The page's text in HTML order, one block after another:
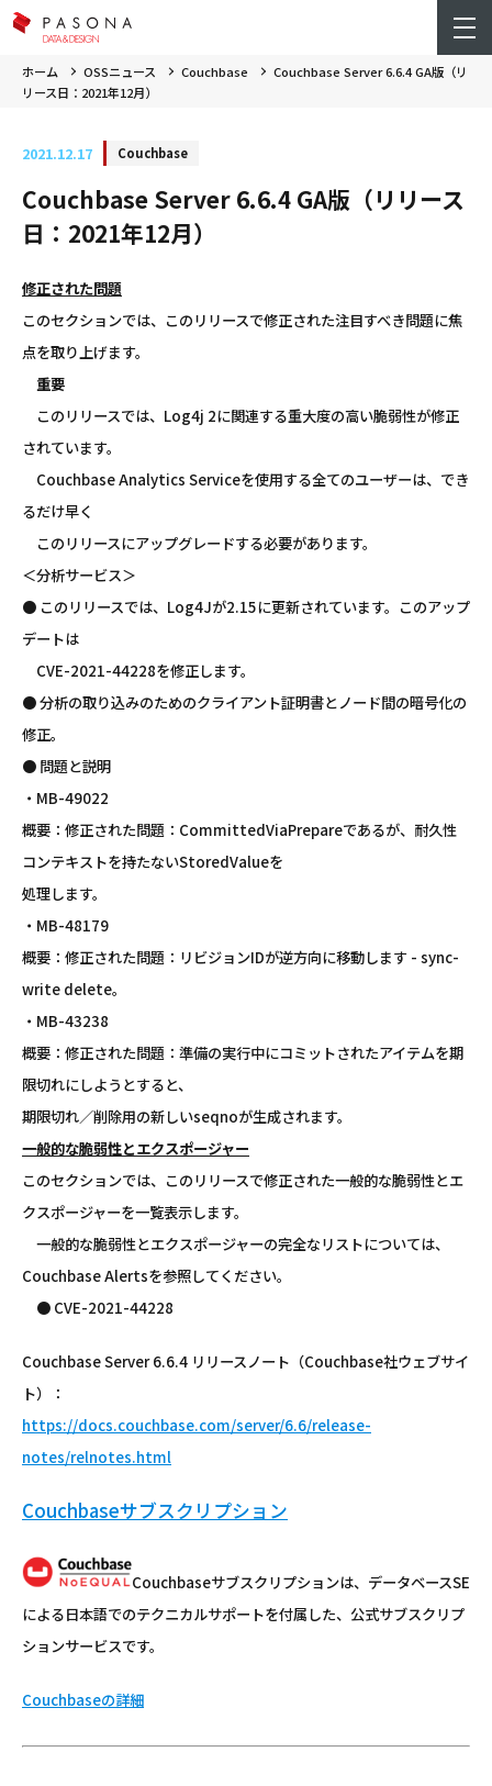
ホーム OSSニュース Couchbase
Couchbase Server 6.6.4 GA版（リ
リース日：2021年12月）
2021.12.17 Couchbase
Couchbase Server 6.6.4 GA版（リリース
日：2021年12月）
修正された問題
このセクションでは、このリリースで修正された注目すべき問題に焦
点を取り上げます。
重要
このリリースでは、Log4j 2に関連する重大度の高い脆弱性が修正
されています。
Couchbase Analytics Serviceを使用する全てのユーザーは、でき
るだけ早く
このリリースにアップグレードする必要があります。
＜分析サービス＞
● このリリースでは、Log4Jが2.15に更新されています。このアップ
デートは
CVE-2021-44228を修正します。
● 分析の取り込みのためのクライアント証明書とノード間の暗号化の
修正。
● 問題と説明
・MB-49022
概要：修正された問題：CommittedViaPrepareであるが、耐久性
コンテキストを持たないStoredValueを
処理します。
・MB-48179
概要：修正された問題：リビジョンIDが逆方向に移動します - sync-
write delete。
・MB-43238
概要：修正された問題：準備の実行中にコミットされたアイテムを期
限切れにしようとすると、
期限切れ／削除用の新しいseqnoが生成されます。
一般的な脆弱性とエクスポージャー
このセクションでは、このリリースで修正された一般的な脆弱性とエ
クスポージャーを一覧表示します。
一般的な脆弱性とエクスポージャーの完全なリストについては、
Couchbase Alertsを参照してください。
● CVE-2021-44228
Couchbase Server 6.6.4 リリースノート（Couchbase社ウェブサイ
ト）：
https://docs.couchbase.com/server/6.6/release-
notes/relnotes.html
Couchbaseサブスクリプション
Couchbaseサブスクリプションは、データベースSE
による日本語でのテクニカルサポートを付属した、公式サブスクリプ
ションサービスです。
Couchbaseの詳細